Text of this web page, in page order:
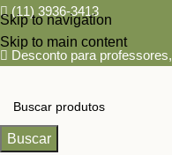
Skip to navigation
Skip to main content
(11) 3936-3413
Desconto para professores,
Buscar